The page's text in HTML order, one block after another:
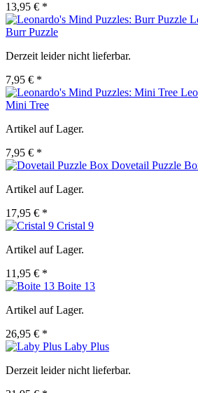
13,95 € *
Burr Puzzle
Derzeit leider nicht lieferbar.
7,95 € *
Mini Tree
Artikel auf Lager.
7,95 € *
Dovetail Puzzle
Artikel auf Lager.
17,95 € *
Cristal 9
Artikel auf Lager.
11,95 € *
Boite 13
Artikel auf Lager.
26,95 € *
Laby Plus
Derzeit leider nicht lieferbar.